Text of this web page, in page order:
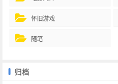
怀旧游戏
随笔
归档